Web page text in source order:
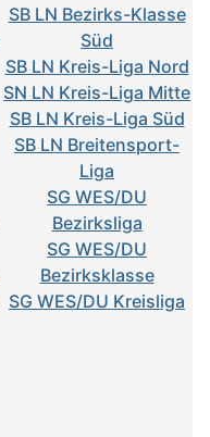
SB LN Bezirks-Klasse
Süd
SB LN Kreis-Liga Nord
SN LN Kreis-Liga Mitte
SB LN Kreis-Liga Süd
SB LN Breitensport-
Liga
SG WES/DU
Bezirksliga
SG WES/DU
Bezirksklasse
SG WES/DU Kreisliga